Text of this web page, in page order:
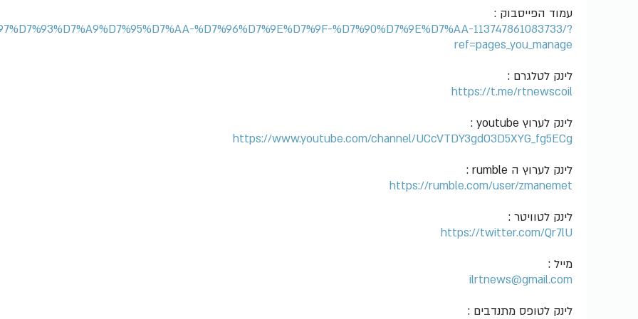
עמוד הפייסבוק :
%D7%96%D7%9E%D7%9F-%D7%90%D7%9E%D7%AA-113747861083733/?
ref=pages_you_manage
לינק לטלגרם :
https://t.me/rtnewscoil
לינק לערוץ youtube :
https://www.youtube.com/channel/UCcVTDY3gdO3D5XYG_fg5ECg
לינק לערוץ ה rumble :
https://rumble.com/user/zmanemet
לינק לטוויטר :
https://twitter.com/Qr7lU
מייל :
ilrtnews@gmail.com
לינק לטופס מתנדבים :